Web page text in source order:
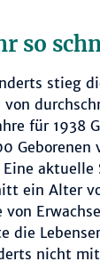
so
stieg
von
für 1938
Geborenen
Eine
ein Alter
die
nicht